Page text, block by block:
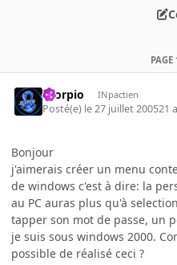
PAGE
Scorpio INpactien
Posté(e) le 27 juillet 200521 a
Bonjour
j'aimerais créer un menu
de windows c'est à dire: la
au PC auras plus qu'à
tapper son mot de passe, un
je suis sous windows 2000.
possible de réalisé ceci ?